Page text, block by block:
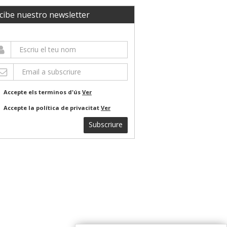
nuestro newsletter
Accepte els terminos d'ús Ver
Accepte la política de privacitat Ver
Subscriure